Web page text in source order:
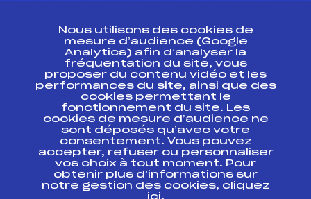
ESPACE PRESSE
Ressources
Pass’Neige
Projet sportif fédéral
Projet de performance fédéral
Antidopage
Pôle Développement, Formation, Suivi
Scientifique
Listes ministérielles
Pôle vie de l’athlète
Nous utilisons des cookies de
mesure d’audience (Google
Analytics) afin d’analyser la
fréquentation du site, vous
proposer du contenu vidéo et les
performances du site, ainsi que des
cookies permettant le
fonctionnement du site. Les
cookies de mesure d’audience ne
sont déposés qu’avec votre
consentement. Vous pouvez
accepter, refuser ou personnaliser
vos choix à tout moment. Pour
obtenir plus d'informations sur
notre gestion des cookies, cliquez
ici.